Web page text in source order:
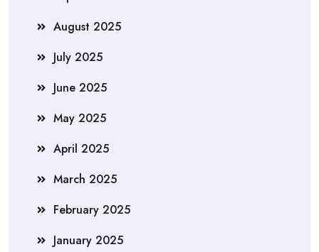
August 2025
July 2025
June 2025
May 2025
April 2025
March 2025
February 2025
January 2025